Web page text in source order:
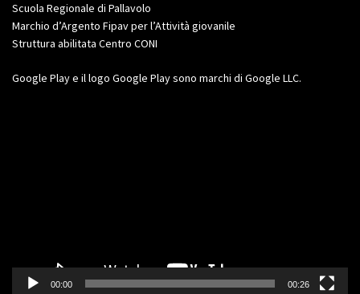
Scuola Regionale di Pallavolo
Marchio d’Argento Fipav per l’Attività giovanile
Struttura abilitata Centro CONI
Google Play e il logo Google Play sono marchi di Google LLC.
00:00 00:26